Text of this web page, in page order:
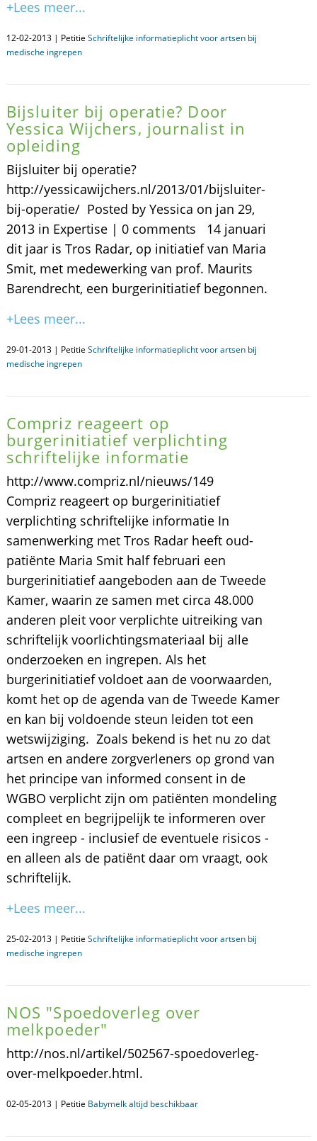
+Lees meer...
12-02-2013 | Petitie Schriftelijke informatieplicht voor artsen bij
medische ingrepen
Bijsluiter bij operatie? Door
Yessica Wijchers, journalist in
opleiding
Bijsluiter bij operatie?
http://yessicawijchers.nl/2013/01/bijsluiter-
bij-operatie/ Posted by Yessica on jan 29,
2013 in Expertise | 0 comments 14 januari
dit jaar is Tros Radar, op initiatief van Maria
Smit, met medewerking van prof. Maurits
Barendrecht, een burgerinitiatief begonnen.
+Lees meer...
29-01-2013 | Petitie Schriftelijke informatieplicht voor artsen bij
medische ingrepen
Compriz reageert op
burgerinitiatief verplichting
schriftelijke informatie
http://www.compriz.nl/nieuws/149
Compriz reageert op burgerinitiatief
verplichting schriftelijke informatie In
samenwerking met Tros Radar heeft oud-
patiënte Maria Smit half februari een
burgerinitiatief aangeboden aan de Tweede
Kamer, waarin ze samen met circa 48.000
anderen pleit voor verplichte uitreiking van
schriftelijk voorlichtingsmateriaal bij alle
onderzoeken en ingrepen. Als het
burgerinitiatief voldoet aan de voorwaarden,
komt het op de agenda van de Tweede Kamer
en kan bij voldoende steun leiden tot een
wetswijziging. Zoals bekend is het nu zo dat
artsen en andere zorgverleners op grond van
het principe van informed consent in de
WGBO verplicht zijn om patiënten mondeling
compleet en begrijpelijk te informeren over
een ingreep - inclusief de eventuele risicos -
en alleen als de patiënt daar om vraagt, ook
schriftelijk.
+Lees meer...
25-02-2013 | Petitie Schriftelijke informatieplicht voor artsen bij
medische ingrepen
NOS "Spoedoverleg over
melkpoeder"
http://nos.nl/artikel/502567-spoedoverleg-
over-melkpoeder.html.
02-05-2013 | Petitie Babymelk altijd beschikbaar